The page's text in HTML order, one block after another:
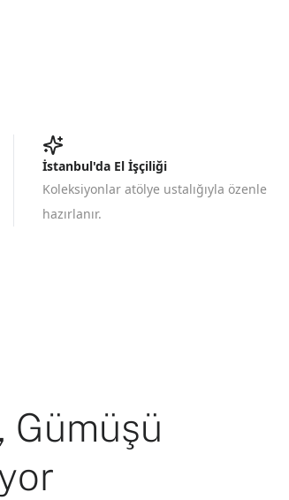
İstanbul'da El İşçiliği
Koleksiyonlar atölye ustalığıyla özenle
hazırlanır.
Gümüşü